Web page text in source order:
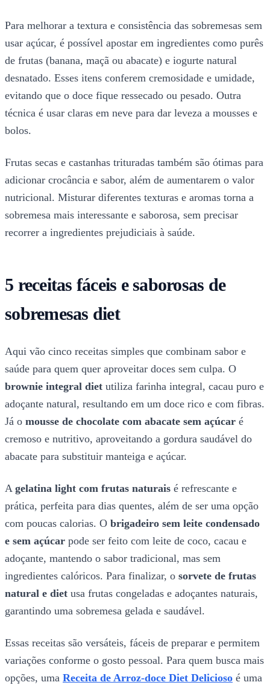
Para melhorar a textura e consistência das sobremesas sem
usar açúcar, é possível apostar em ingredientes como purês
de frutas (banana, maçã ou abacate) e iogurte natural
desnatado. Esses itens conferem cremosidade e umidade,
evitando que o doce fique ressecado ou pesado. Outra
técnica é usar claras em neve para dar leveza a mousses e
bolos.
Frutas secas e castanhas trituradas também são ótimas para
adicionar crocância e sabor, além de aumentarem o valor
nutricional. Misturar diferentes texturas e aromas torna a
sobremesa mais interessante e saborosa, sem precisar
recorrer a ingredientes prejudiciais à saúde.
5 receitas fáceis e saborosas de
sobremesas diet
Aqui vão cinco receitas simples que combinam sabor e
saúde para quem quer aproveitar doces sem culpa. O
brownie integral diet utiliza farinha integral, cacau puro e
adoçante natural, resultando em um doce rico e com fibras.
Já o mousse de chocolate com abacate sem açúcar é
cremoso e nutritivo, aproveitando a gordura saudável do
abacate para substituir manteiga e açúcar.
A gelatina light com frutas naturais é refrescante e
prática, perfeita para dias quentes, além de ser uma opção
com poucas calorias. O brigadeiro sem leite condensado
e sem açúcar pode ser feito com leite de coco, cacau e
adoçante, mantendo o sabor tradicional, mas sem
ingredientes calóricos. Para finalizar, o sorvete de frutas
natural e diet usa frutas congeladas e adoçantes naturais,
garantindo uma sobremesa gelada e saudável.
Essas receitas são versáteis, fáceis de preparar e permitem
variações conforme o gosto pessoal. Para quem busca mais
opções, uma Receita de Arroz-doce Diet Delicioso é uma